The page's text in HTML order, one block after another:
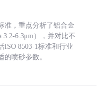
准，重点分析了铝合金
3.2-6.3μm），并对比不
ISO 8503-1标准和行业
喷砂参数。